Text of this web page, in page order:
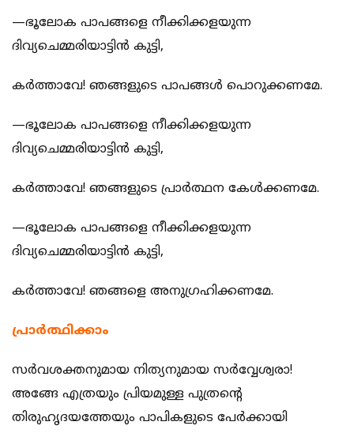
—ഭൂലോക പാപങ്ങളെ നീക്കിക്കളയുന്ന
ദിവ്യചെമ്മരിയാട്ടിന്‍ കുട്ടി,
കര്‍ത്താവേ! ഞങ്ങളുടെ പാപങ്ങള്‍ പൊറുക്കണമേ.
—ഭൂലോക പാപങ്ങളെ നീക്കിക്കളയുന്ന
ദിവ്യചെമ്മരിയാട്ടിന്‍ കുട്ടി,
കര്‍ത്താവേ! ഞങ്ങളുടെ പ്രാര്‍ത്ഥന കേള്‍ക്കണമേ.
—ഭൂലോക പാപങ്ങളെ നീക്കിക്കളയുന്ന
ദിവ്യചെമ്മരിയാട്ടിന്‍ കുട്ടി,
കര്‍ത്താവേ! ഞങ്ങളെ അനുഗ്രഹിക്കണമേ.
പ്രാര്‍ത്ഥിക്കാം
സര്‍വശക്തനുമായ നിത്യനുമായ സര്‍വ്വേശ്വരാ!
അങ്ങേ എത്രയും പ്രിയമുള്ള പുത്രന്‍റെ
തിരുഹൃദയത്തേയും പാപികളുടെ പേര്‍ക്കായി